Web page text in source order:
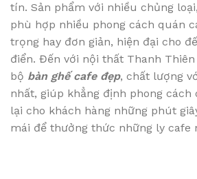
tín. Sản phẩm với nhiều chủng
phù hợp nhiều phong cách quán
trọng hay đơn giản, hiện đại cho
điển. Đến với nội thất Thanh
bộ bàn ghế cafe đẹp, chất lượng
nhất, giúp khẳng định phong cách
lại cho khách hàng những phút
mái để thưởng thức những ly cafe